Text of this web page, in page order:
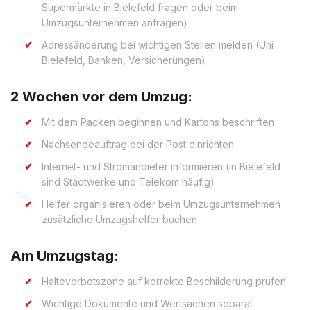
Supermärkte in Bielefeld fragen oder beim
Umzugsunternehmen anfragen)
Adressänderung bei wichtigen Stellen melden (Uni
Bielefeld, Banken, Versicherungen)
2 Wochen vor dem Umzug:
Mit dem Packen beginnen und Kartons beschriften
Nachsendeauftrag bei der Post einrichten
Internet- und Stromanbieter informieren (in Bielefeld
sind Stadtwerke und Telekom häufig)
Helfer organisieren oder beim Umzugsunternehmen
zusätzliche Umzugshelfer buchen
Am Umzugstag:
Halteverbotszone auf korrekte Beschilderung prüfen
Wichtige Dokumente und Wertsachen separat